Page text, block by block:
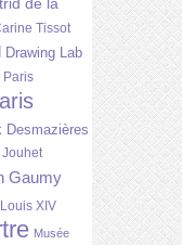
Tissot
Drawing Lab
Paris
Desmazières
Gaumy
Louis XIV
Musée